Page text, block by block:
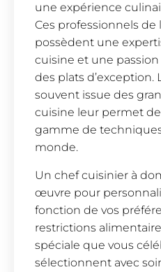
une expérience
Ces professionnels de
possèdent une
cuisine et une passion
des plats d’exception.
souvent issue des
cuisine leur permet
gamme de
monde.
Un chef cuisinier à
œuvre pour
fonction de vos
restrictions
spéciale que vous
sélectionnent avec